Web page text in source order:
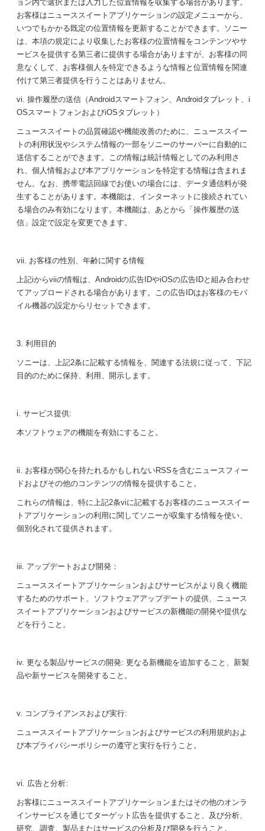
ョン内で選択または入力した位置情報を収集する場合があります。
お客様はニューススイートアプリケーションの設定メニューから、
いつでもかかる既定の位置情報を更新することができます。ソニー
は、本項の規定により収集したお客様の位置情報をコンテンツやサ
ービスを提供する第三者に提供する場合がありますが、お客様の同
意なくして、お客様個人を特定できるような情報と位置情報を関連
付けて第三者提供を行うことはありません。
vi. 操作履歴の送信（Androidスマートフォン、Androidタブレット、i
OSスマートフォンおよびiOSタブレット）
ニューススイートの品質確認や機能改善のために、ニューススイー
トの利用状況やシステム情報の一部をソニーのサーバーに自動的に
送信することができます。この情報は統計情報としてのみ利用さ
れ、個人情報および本アプリケーションを特定する情報は含まれま
せん。なお、携帯電話回線でお使いの場合には、データ通信料が発
生することがあります。本機能は、インターネットに接続されてい
る場合のみ有効になります。本機能は、あとから「操作履歴の送
信」設定で設定を変更できます。
vii. お客様の性別、年齢に関する情報
上記iからviiの情報は、Androidの広告IDやiOSの広告IDと組み合わせ
てアップロードされる場合があります。この広告IDはお客様のモバ
イル機器の設定からリセットできます。
3. 利用目的
ソニーは、上記2条に記載する情報を、関連する法規に従って、下記
目的のために保持、利用、開示します。
i. サービス提供:
本ソフトウェアの機能を有効にすること。
ii. お客様が関心を持たれるかもしれないRSSを含むニュースフィー
ドおよびその他のコンテンツの情報を提供すること。
これらの情報は、特に上記2条viに記載するお客様のニューススイー
トアプリケーションの利用に関してソニーが収集する情報を使い、
個別化されて提供されます。
iii. アップデートおよび開発：
ニューススイートアプリケーションおよびサービスがより良く機能
するためのサポート、ソフトウェアアップデートの提供、ニュース
スイートアプリケーションおよびサービスの新機能の開発や提供な
どを行うこと。
iv. 更なる製品/サービスの開発: 更なる新機能を追加すること、新製
品や新サービスを開発すること。
v. コンプライアンスおよび実行:
ニューススイートアプリケーションおよびサービスの利用規約およ
び本プライバシーポリシーの遵守と実行を行うこと。
vi. 広告と分析:
お客様にニューススイートアプリケーションまたはその他のオンラ
インサービスを通じてターゲット広告を提供すること、及び分析、
研究、調査、製品またはサービスの分析及び開発を行うこと。